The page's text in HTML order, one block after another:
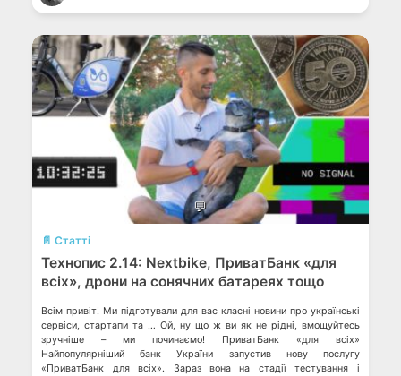
💬
📄 Статті
Технопис 2.14: Nextbike, ПриватБанк «для
всіх», дрони на сонячних батареях тощо
Всім привіт! Ми підготували для вас класні новини про українські
сервіси, стартапи та … Ой, ну що ж ви як не рідні, вмощуйтесь
зручніше – ми починаємо! ПриватБанк «для всіх»
Найпопулярніший банк України запустив нову послугу
«ПриватБанк для всіх». Зараз вона на стадії тестування і